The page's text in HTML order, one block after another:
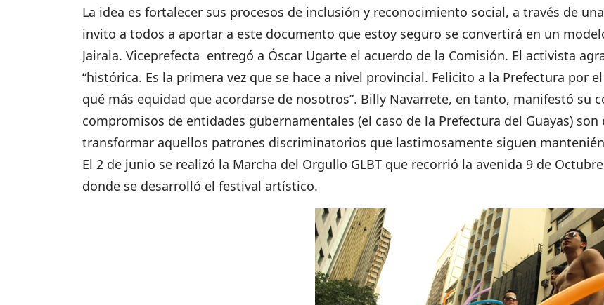
La idea es fortalecer sus procesos de inclusión y reconocimiento social, a través de
invito a todos a aportar a este documento que estoy seguro se convertirá en un
Jairala. Viceprefecta entregó a Óscar Ugarte el acuerdo de la Comisión. El activista
“histórica. Es la primera vez que se hace a nivel provincial. Felicito a la Prefectura por el
qué más equidad que acordarse de nosotros”. Billy Navarrete, en tanto, manifestó su
compromisos de entidades gubernamentales (el caso de la Prefectura del Guayas)
transformar aquellos patrones discriminatorios que lastimosamente siguen
El 2 de junio se realizó la Marcha del Orgullo GLBT que recorrió la avenida 9 de
donde se desarrolló el festival artístico.